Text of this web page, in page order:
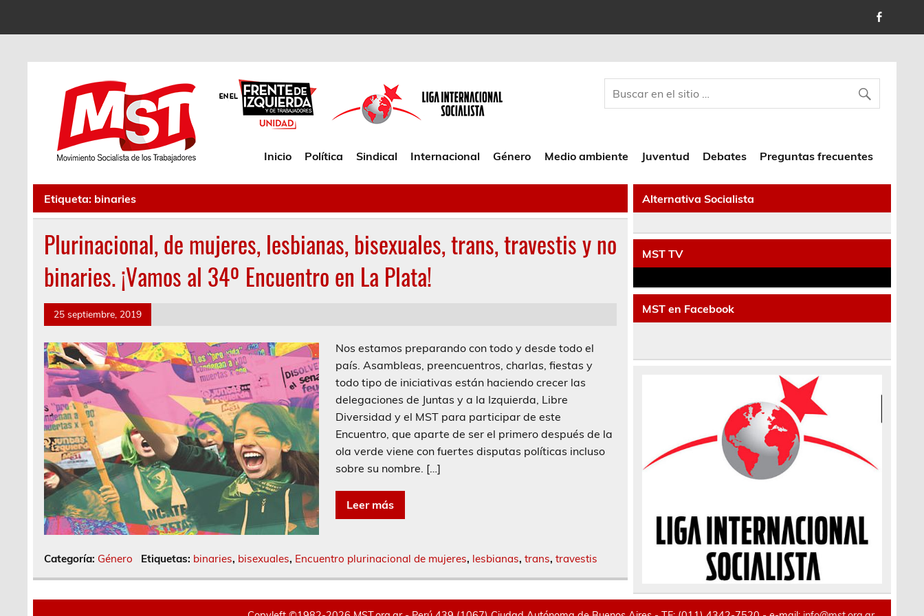
Inicio Política Sindical Internacional Género Medio ambiente Juventud Debates Preguntas frecuentes
Etiqueta: binaries
Plurinacional, de mujeres, lesbianas, bisexuales, trans, travestis y no
binaries. ¡Vamos al 34º Encuentro en La Plata!
25 septiembre, 2019
Nos estamos preparando con todo y desde todo el
país. Asambleas, preencuentros, charlas, fiestas y
todo tipo de iniciativas están haciendo crecer las
delegaciones de Juntas y a la Izquierda, Libre
Diversidad y el MST para participar de este
Encuentro, que aparte de ser el primero después de la
ola verde viene con fuertes disputas políticas incluso
sobre su nombre. […]
Leer más
Categoría: Género Etiquetas: binaries, bisexuales, Encuentro plurinacional de mujeres, lesbianas, trans, travestis
Alternativa Socialista
MST TV
MST en Facebook